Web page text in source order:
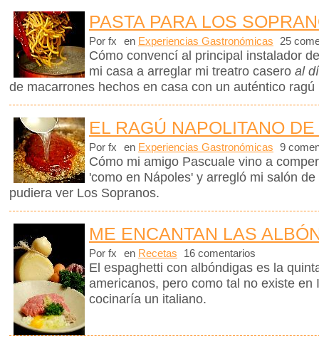
PASTA PARA LOS
Por fx en Experiencias Gastronómicas 25
Cómo convencí al principal instalador
mi casa a arreglar mi treatro casero al
de macarrones hechos en casa con un auténtico ragú
EL RAGÚ NAPOLITANO
Por fx en Experiencias Gastronómicas 9
Cómo mi amigo Pascuale vino a
'como en Nápoles' y arregló mi salón
pudiera ver Los Sopranos.
ME ENCANTAN LAS
Por fx en Recetas 16 comentarios
El espaghetti con albóndigas es la
americanos, pero como tal no existe
cocinaría un italiano.